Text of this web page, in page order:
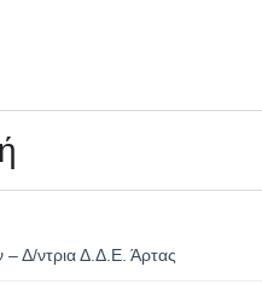
– Δ/ντρια Δ.Δ.Ε. Άρτας